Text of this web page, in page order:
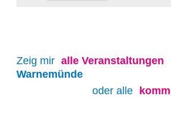
Zeig mir alle Veranstaltungen
Warnemünde
oder alle